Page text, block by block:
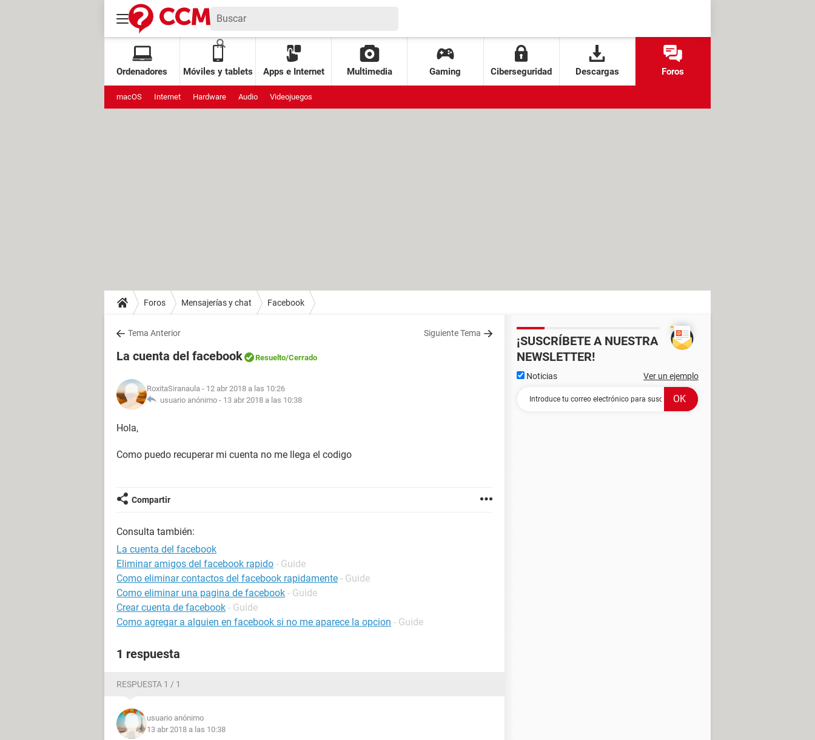
Ordenadores Móviles y tablets Apps e Internet Multimedia Gaming Ciberseguridad Descargas Foros
macOS Internet Hardware Audio Videojuegos
Foros Mensajerías y chat Facebook
Tema Anterior Siguiente Tema
La cuenta del facebook Resuelto/Cerrado
RoxitaSiranaula - 12 abr 2018 a las 10:26
usuario anónimo - 13 abr 2018 a las 10:38
Hola,
Como puedo recuperar mi cuenta no me llega el codigo
Compartir
Consulta también:
La cuenta del facebook
Eliminar amigos del facebook rapido - Guide
Como eliminar contactos del facebook rapidamente - Guide
Como eliminar una pagina de facebook - Guide
Crear cuenta de facebook - Guide
Como agregar a alguien en facebook si no me aparece la opcion - Guide
1 respuesta
RESPUESTA 1 / 1
usuario anónimo
13 abr 2018 a las 10:38
¡SUSCRÍBETE A NUESTRA
NEWSLETTER!
Noticias Ver un ejemplo